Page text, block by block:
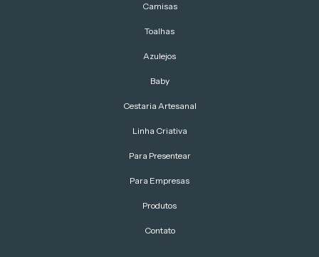
Camisas
Toalhas
Azulejos
Baby
Cestaria Artesanal
Linha Criativa
Para Presentear
Para Empresas
Produtos
Contato